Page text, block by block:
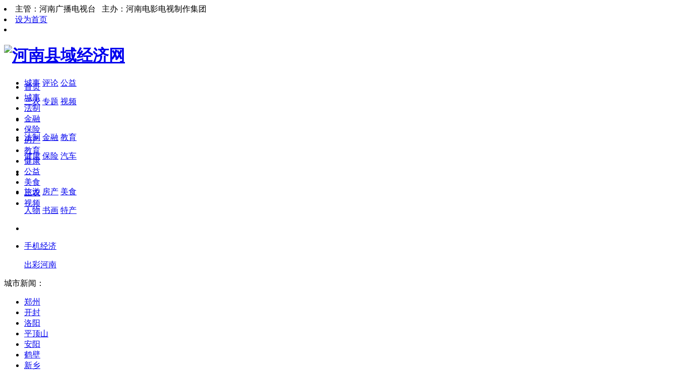
主管：河南广播电视台 主办：河南电影电视制作集团
设为首页
城事 评论 公益
三农 专题 视频
法制 金融 教育
健康 保险 汽车
旅游 房产 美食
人物 书画 特产
手机经济
出彩河南
首页
城事
法制
金融
保险
房产
教育
健康
公益
美食
三农
视频
城市新闻：
郑州
开封
洛阳
平顶山
安阳
鹤壁
新乡